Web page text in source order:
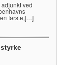
ved
første,[…]